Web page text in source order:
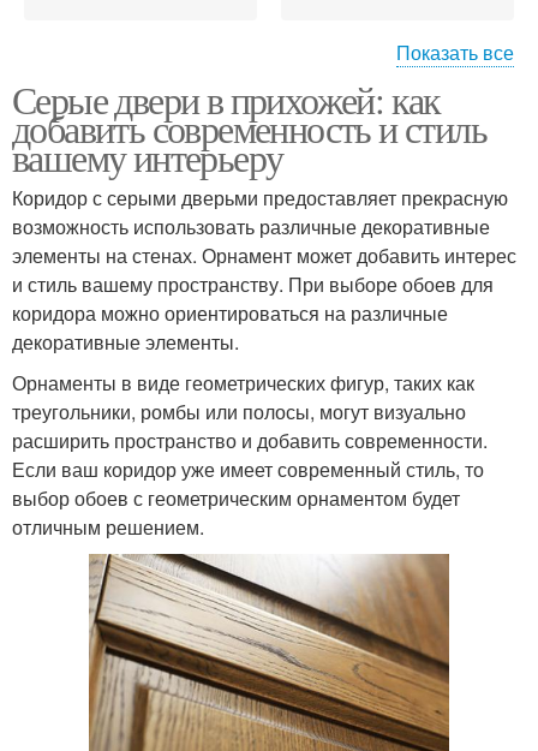
дверьми
Показать все
Серые двери в прихожей: как
добавить современность и стиль
вашему интерьеру
Коридор с серыми дверьми предоставляет прекрасную
возможность использовать различные декоративные
элементы на стенах. Орнамент может добавить интерес
и стиль вашему пространству. При выборе обоев для
коридора можно ориентироваться на различные
декоративные элементы.
Орнаменты в виде геометрических фигур, таких как
треугольники, ромбы или полосы, могут визуально
расширить пространство и добавить современности.
Если ваш коридор уже имеет современный стиль, то
выбор обоев с геометрическим орнаментом будет
отличным решением.